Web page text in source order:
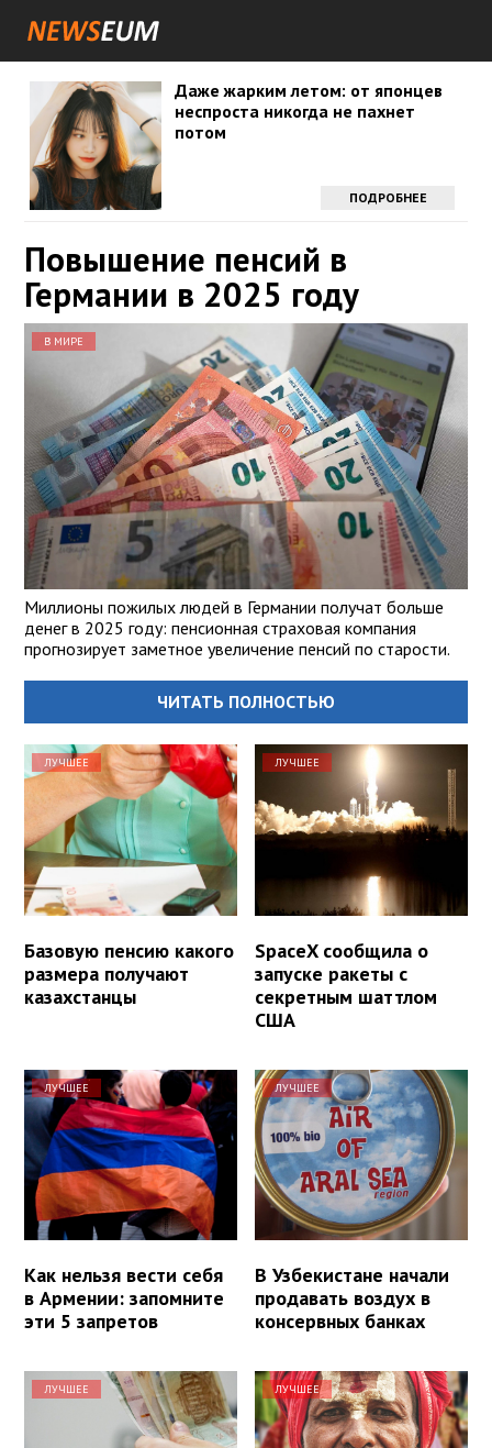
Даже жарким летом: от японцев
неспроста никогда не пахнет
потом
ПОДРОБНЕЕ
Повышение пенсий в
Германии в 2025 году
В МИРЕ
Миллионы пожилых людей в Германии получат больше
денег в 2025 году: пенсионная страховая компания
прогнозирует заметное увеличение пенсий по старости.
ЧИТАТЬ ПОЛНОСТЬЮ
ЛУЧШЕЕ
Базовую пенсию какого
размера получают
казахстанцы
ЛУЧШЕЕ
SpaceX сообщила о
запуске ракеты с
секретным шаттлом
США
ЛУЧШЕЕ
Как нельзя вести себя
в Армении: запомните
эти 5 запретов
ЛУЧШЕЕ
В Узбекистане начали
продавать воздух в
консервных банках
ЛУЧШЕЕ ЛУЧШЕЕ